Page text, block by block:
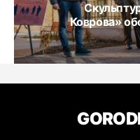
Коврова»